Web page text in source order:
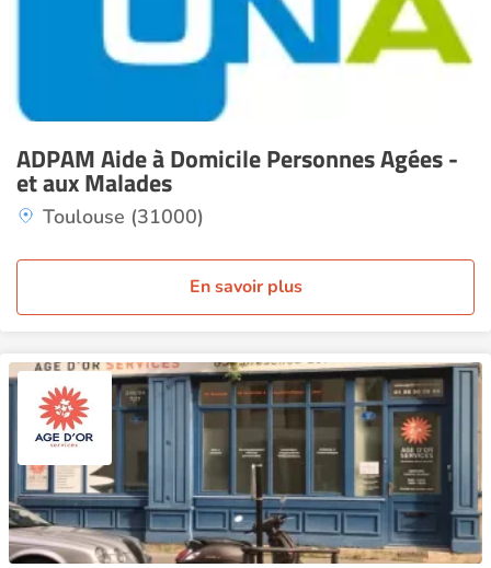
ADPAM Aide à Domicile Personnes Agées -
et aux Malades
Toulouse (31000)
En savoir plus